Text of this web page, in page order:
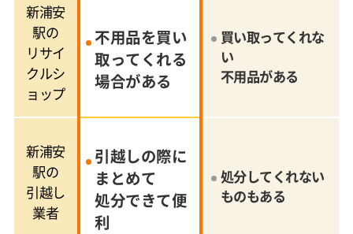
新浦安
駅の
リサイ
クルシ
ョップ
不用品を買い
取ってくれる
場合がある
買い取ってくれな
い
不用品がある
新浦安
駅の
引越し
業者
引越しの際に
まとめて
処分できて便
利
処分してくれない
ものもある